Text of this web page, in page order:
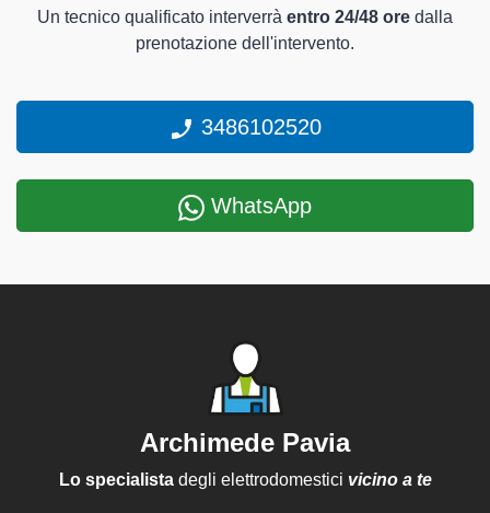
Un tecnico qualificato interverrà entro 24/48 ore dalla
prenotazione dell'intervento.
3486102520
WhatsApp
Archimede Pavia
Lo specialistadegli elettrodomestici vicino a te